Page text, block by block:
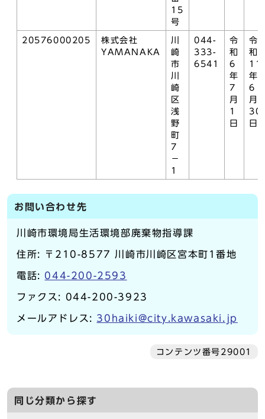
15
号
20576000205
株式会社
YAMANAKA
川
崎
市
川
崎
区
浅
野
町
7
－
1
044-
333-
6541
令
和
6
年
7
月
1
日
令
和
11
年
6
月
30
日
お問い合わせ先
川崎市環境局生活環境部廃棄物指導課
住所: 〒210-8577 川崎市川崎区宮本町1番地
電話: 044-200-2593
ファクス: 044-200-3923
メールアドレス: 30haiki@city.kawasaki.jp
コンテンツ番号29001
同じ分類から探す